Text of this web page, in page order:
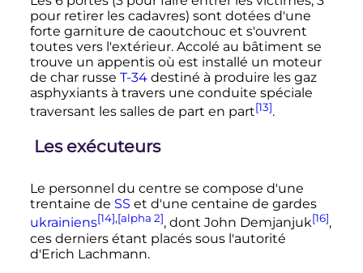
pour retirer les cadavres) sont dotées d'une
forte garniture de caoutchouc et s'ouvrent
toutes vers l'extérieur. Accolé au bâtiment se
trouve un appentis où est installé un moteur
de char russe T-34destiné à produire les gaz
asphyxiants à travers une conduite spéciale
traversant les salles de part en part[13].
Les exécuteurs
Le personnel du centre se compose d'une
trentaine de SS et d'une centaine de gardes
ukrainiens[14],[alpha 2], dont John Demjanjuk[16],
ces derniers étant placés sous l'autorité
d'Erich Lachmann.